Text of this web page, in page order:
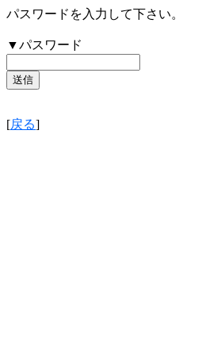
パスワードを入力して下さい。
▼パスワード
[戻る]